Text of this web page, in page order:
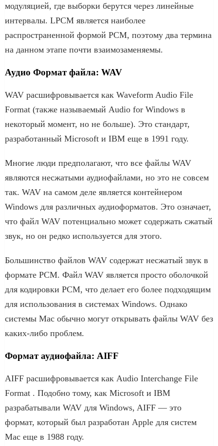
модуляцией, где выборки берутся через линейные
интервалы. LPCM является наиболее
распространенной формой PCM, поэтому два термина
на данном этапе почти взаимозаменяемы.
Аудио Формат файла: WAV
WAV расшифровывается как Waveform Audio File
Format (также называемый Audio for Windows в
некоторый момент, но не больше). Это стандарт,
разработанный Microsoft и IBM еще в 1991 году.
Многие люди предполагают, что все файлы WAV
являются несжатыми аудиофайлами, но это не совсем
так. WAV на самом деле является контейнером
Windows для различных аудиоформатов. Это означает,
что файл WAV потенциально может содержать сжатый
звук, но он редко используется для этого.
Большинство файлов WAV содержат несжатый звук в
формате PCM. Файл WAV является просто оболочкой
для кодировки PCM, что делает его более подходящим
для использования в системах Windows. Однако
системы Mac обычно могут открывать файлы WAV без
каких-либо проблем.
Формат аудиофайла: AIFF
AIFF расшифровывается как Audio Interchange File
Format . Подобно тому, как Microsoft и IBM
разрабатывали WAV для Windows, AIFF — это
формат, который был разработан Apple для систем
Mac еще в 1988 году.